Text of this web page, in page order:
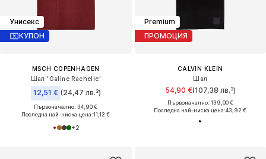
Унисекс
КУПОН
MSCH COPENHAGEN
Шал 'Galine Rachelle'
12,51 € (24,47 лв.³)
Първоначално: 34,90 €
Последна най-ниска цена:11,12 €
+2
Premium
ПРОМОЦИЯ
CALVIN KLEIN
Шал
54,90 €(107,38 лв.³)
Първоначално: 139,00 €
Последна най-ниска цена:43,92 €